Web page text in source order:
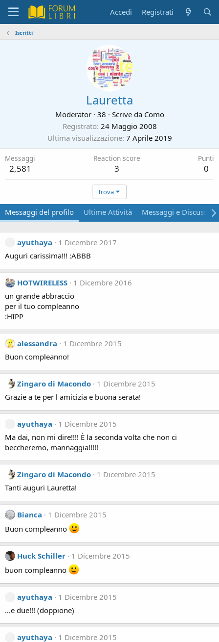
Accedi Registrati
Iscritti
Lauretta
Moderator · 38 · Scrive da Como
Registrato 24 Maggio 2008
Ultima visualizzazione 7 Aprile 2019
Messaggi
2,581
Reaction score
3
Punti
0
Trova
Messaggi del profilo Ultime Attività Messaggi e
ayuthaya
1 Dicembre 2017
Auguri carissima!!! :ABBB
HOTWIRELESS
1 Dicembre 2016
un grande abbraccio
per il tuo compleanno
:HIPP
alessandra
1 Dicembre 2015
Buon compleanno!
Zingaro di Macondo
1 Dicembre 2015
Grazie a te per l amicizia e buona serata!
ayuthaya
1 Dicembre 2015
Ma dai, non mi dire!!!! È la seconda volta che non ci
beccheremo, mannaggia!!!!!
Zingaro di Macondo
1 Dicembre 2015
Tanti auguri Lauretta!
Bianca
1 Dicembre 2015
Buon compleanno
Huck Schiller
1 Dicembre 2015
buon compleanno
ayuthaya
1 Dicembre 2015
...e due!!! (doppione)
ayuthaya
1 Dicembre 2015